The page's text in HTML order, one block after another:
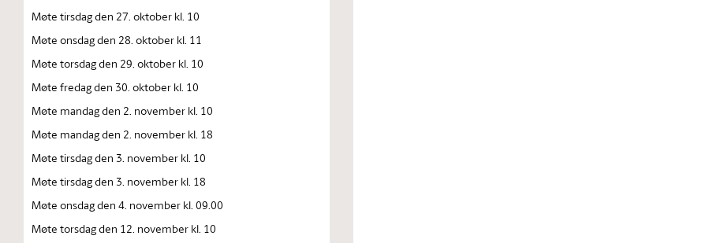
Møte tirsdag den 27. oktober kl. 10
Møte onsdag den 28. oktober kl. 11
Møte torsdag den 29. oktober kl. 10
Møte fredag den 30. oktober kl. 10
Møte mandag den 2. november kl. 10
Møte mandag den 2. november kl. 18
Møte tirsdag den 3. november kl. 10
Møte tirsdag den 3. november kl. 18
Møte onsdag den 4. november kl. 09.00
Møte torsdag den 12. november kl. 10